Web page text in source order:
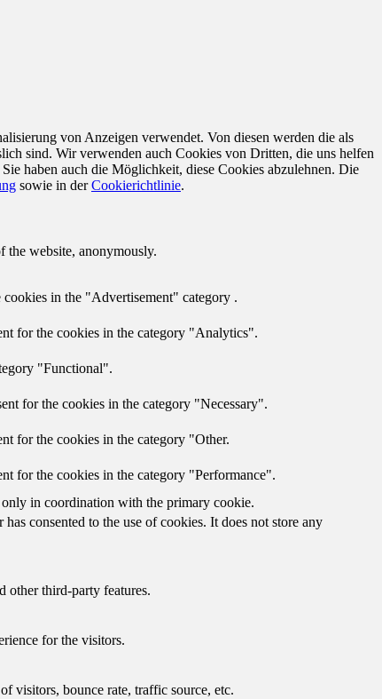
von Anzeigen verwendet. Von diesen werden die als
sind. Wir verwenden auch Cookies von Dritten, die uns helfen
haben auch die Möglichkeit, diese Cookies abzulehnen. Die
sowie in derCookierichtlinie.
the website, anonymously.
in the "Advertisement" category .
for the cookies in the category "Analytics".
"Functional".
for the cookies in the category "Necessary".
for the cookies in the category "Other.
for the cookies in the category "Performance".
in coordination with the primary cookie.
consented to the use of cookies. It does not store any
other third-party features.
for the visitors.
visitors, bounce rate, traffic source, etc.